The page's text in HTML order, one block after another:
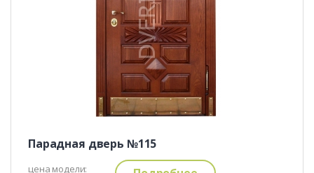
Парадная дверь №115
цена модели: